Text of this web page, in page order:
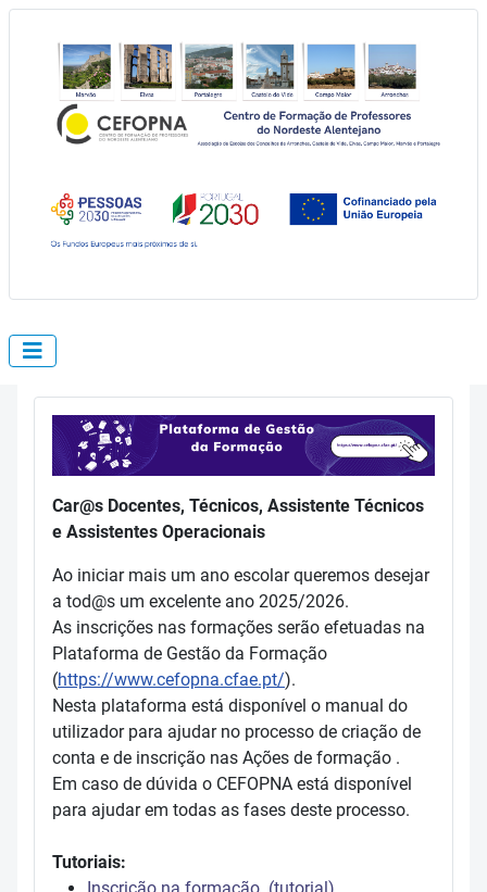
Car@s Docentes, Técnicos, Assistente Técnicos
e Assistentes Operacionais
Ao iniciar mais um ano escolar queremos desejar
a tod@s um excelente ano 2025/2026.
As inscrições nas formações serão efetuadas na
Plataforma de Gestão da Formação
(https://www.cefopna.cfae.pt/).
Nesta plataforma está disponível o manual do
utilizador para ajudar no processo de criação de
conta e de inscrição nas Ações de formação .
Em caso de dúvida o CEFOPNA está disponível
para ajudar em todas as fases deste processo.
Tutoriais: